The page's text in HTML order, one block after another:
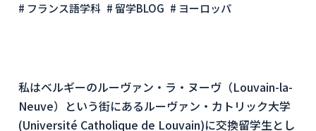
# フランス語学科 # 留学BLOG # ヨーロッパ
私はベルギーのルーヴァン・ラ・ヌーヴ（Louvain-la-
Neuve）という街にあるルーヴァン・カトリック大学
(Université Catholique de Louvain)に交換留学生とし